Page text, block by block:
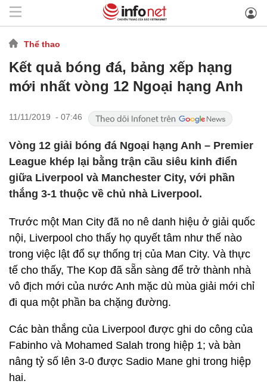
Thể thao
Kết quả bóng đá, bảng xếp hạng
mới nhất vòng 12 Ngoại hạng Anh
11/11/2019 - 07:46
Vòng 12 giải bóng đá Ngoại hạng Anh – Premier
League khép lại bằng trận cầu siêu kinh điển
giữa Liverpool và Manchester City, với phần
thắng 3-1 thuộc về chủ nhà Liverpool.
Trước một Man City đã no nê danh hiệu ở giải quốc
nội, Liverpool cho thấy họ quyết tâm như thế nào
trong việc lật đổ sự thống trị của Man City. Và thực
tế cho thấy, The Kop đã sẵn sàng để trở thành nhà
vô địch mới của nước Anh mặc dù mùa giải mới chỉ
đi qua một phần ba chặng đường.
Các bàn thắng của Liverpool được ghi do công của
Fabinho và Mohamed Salah trong hiệp 1; và bàn
nâng tỷ số lên 3-0 được Sadio Mane ghi trong hiệp
hai.